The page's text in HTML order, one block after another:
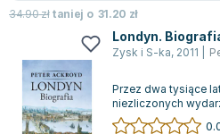
34.90złtaniej o 31.20 zł
Londyn.
Zysk i S-ka, 2011
Przez dwa tysiące
niezliczonych
historię. Ta książka